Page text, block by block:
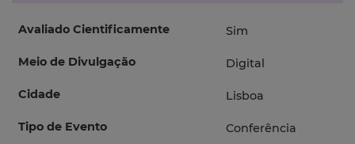
Avaliado Cientificamente Sim
Meio de Divulgação Digital
Cidade Lisboa
Tipo de Evento Conferência